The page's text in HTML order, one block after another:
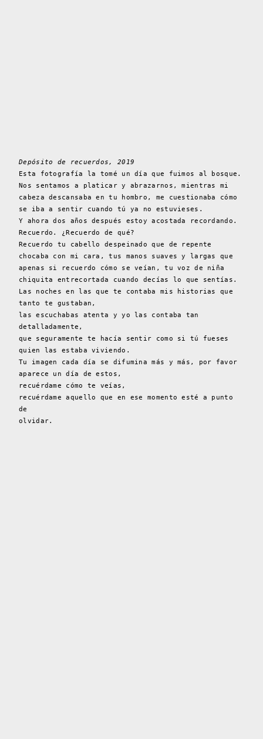
Depósito de recuerdos, 2019
Esta fotografía la tomé un día que fuimos al bosque.
Nos sentamos a platicar y abrazarnos, mientras mi
cabeza descansaba en tu hombro, me cuestionaba cómo
se iba a sentir cuando tú ya no estuvieses.
Y ahora dos años después estoy acostada recordando.
Recuerdo. ¿Recuerdo de qué?
Recuerdo tu cabello despeinado que de repente
chocaba con mi cara, tus manos suaves y largas que
apenas si recuerdo cómo se veían, tu voz de niña
chiquita entrecortada cuando decías lo que sentías.
Las noches en las que te contaba mis historias que
tanto te gustaban,
las escuchabas atenta y yo las contaba tan
detalladamente,
que seguramente te hacía sentir como si tú fueses
quien las estaba viviendo.
Tu imagen cada día se difumina más y más, por favor
aparece un día de estos,
recuérdame cómo te veías,
recuérdame aquello que en ese momento esté a punto
de
olvidar.